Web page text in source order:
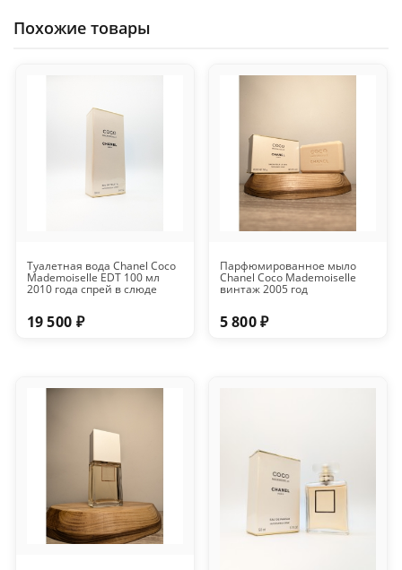
Похожие товары
Туалетная вода Chanel Coco
Mademoiselle EDT 100 мл
2010 года спрей в слюде
19 500 ₽
Парфюмированное мыло
Chanel Coco Mademoiselle
винтаж 2005 год
5 800 ₽